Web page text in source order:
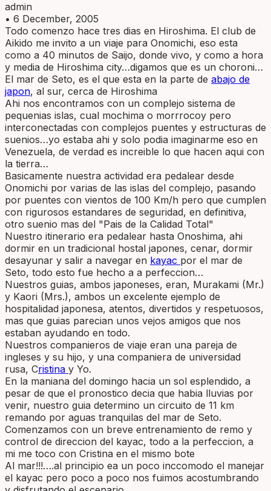
admin
• 6 December, 2005
Todo comenzo hace tres dias en Hiroshima. El club de
Aikido me invito a un viaje para Onomichi, eso esta
como a 40 minutos de Saijo, donde vivo, y como a hora
y media de Hiroshima city…digamos que es un choroni…
El mar de Seto, es el que esta en la parte de abajo de
japon, al sur, cerca de Hiroshima
Ahi nos encontramos con un complejo sistema de
pequenias islas, cual mochima o morrrocoy pero
interconectadas con complejos puentes y estructuras de
suenios…yo estaba ahi y solo podia imaginarme eso en
Venezuela, de verdad es increible lo que hacen aqui con
la tierra…
Basicamente nuestra actividad era pedalear desde
Onomichi por varias de las islas del complejo, pasando
por puentes con vientos de 100 Km/h pero que cumplen
con rigurosos estandares de seguridad, en definitiva,
otro suenio mas del "Pais de la Calidad Total"
Nuestro itinerario era pedalear hasta Onoshima, ahi
dormir en un tradicional hostal japones, cenar, dormir
desayunar y salir a navegar en kayac por el mar de
Seto, todo esto fue hecho a a perfeccion…
Nuestros guias, ambos japoneses, eran, Murakami (Mr.)
y Kaori (Mrs.), ambos un excelente ejemplo de
hospitalidad japonesa, atentos, divertidos y respetuosos,
mas que guias parecian unos vejos amigos que nos
estaban ayudando en todo.
Nuestros companieros de viaje eran una pareja de
ingleses y su hijo, y una companiera de universidad
rusa, Cristina y Yo.
En la maniana del domingo hacia un sol esplendido, a
pesar de que el pronostico decia que habia lluvias por
venir, nuestro guia determino un circuito de 11 km
remando por aguas tranquilas del mar de Seto.
Comenzamos con un breve entrenamiento de remo y
control de direccion del kayac, todo a la perfeccion, a
mi me toco con Cristina en el mismo bote
Al mar!!!….al principio ea un poco inccomodo el manejar
el kayac pero poco a poco nos fuimos acostumbrando